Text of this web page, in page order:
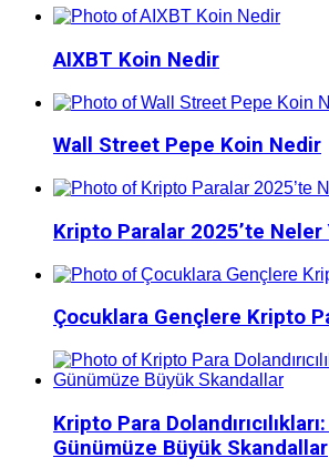
AIXBT Koin Nedir
Wall Street Pepe Koin Nedir
Kripto Paralar 2025’te Neler
Çocuklara Gençlere Kripto
Kripto Para
Günümüze Büyük Skandallar